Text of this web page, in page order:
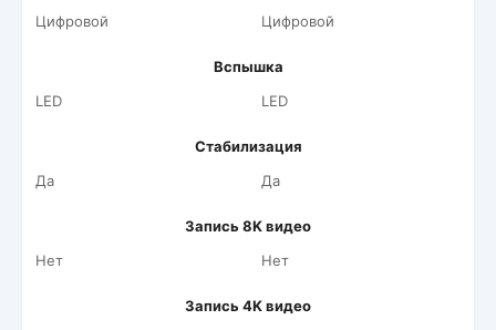
Цифровой
Цифровой
Вспышка
LED
LED
Стабилизация
Да
Да
Запись 8K видео
Нет
Нет
Запись 4K видео